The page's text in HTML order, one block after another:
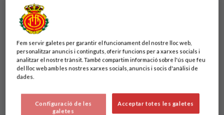
Fem servir galetes per garantir el funcionament del nostre lloc web,
personalitzar anuncis i continguts, oferir funcions per a xarxes socials i
analitzar el nostre trànsit. També compartim informació sobre l'ús que feu
del lloc web amb les nostres xarxes socials, anuncis i socis d'anàlisi de
dades.
Acceptar totes les galetes
Configuració de les
galetes